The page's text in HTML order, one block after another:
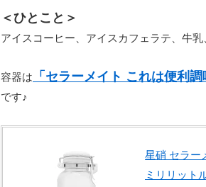
＜ひとこと＞
アイスコーヒー、アイスカフェラテ、牛乳
容器は 「セラーメイト これは便利
です♪
星硝 セラー
ミリリット